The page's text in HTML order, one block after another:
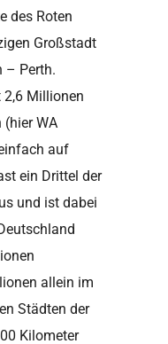
des Roten
Großstadt
– Perth.
2,6 Millionen
(hier WA
auf
ein Drittel der
und ist dabei
allein im
Städten der
Kilometer